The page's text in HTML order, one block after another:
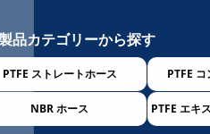
品カテゴリーから探す
PTFE ストレートホース PTFE
NBR ホース PTFE エキ